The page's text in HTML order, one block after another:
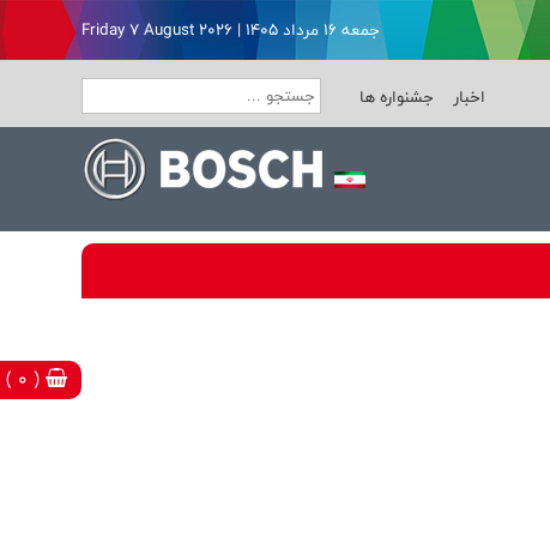
( 0 )
جمعه ۱۶ مرداد ۱۴۰۵ | Friday 7 August 2026
اخبار جشنواره ها